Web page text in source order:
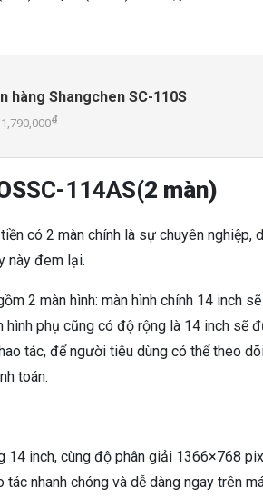
hàng Shangchen SC-110S
₫
SC-114AS(2 màn)
có 2 màn chính là sự chuyên nghiệp,
này đem lại.
2 màn hình: màn hình chính 14 inch
hình phụ cũng có độ rộng là 14 inch sẽ
tác, để người tiêu dùng có thể theo
toán.
14 inch, cùng độ phân giải 1366×768
nhanh chóng và dễ dàng ngay trên